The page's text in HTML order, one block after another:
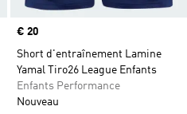
Prix
€ 20
Short d'entraînement Lamine
Yamal Tiro26 League Enfants
Enfants Performance
Nouveau